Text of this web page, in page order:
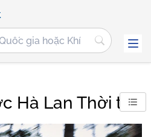
Hà Lan Thời tiết